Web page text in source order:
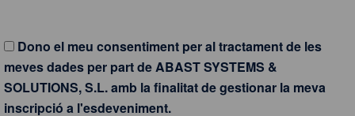
Dono el meu consentiment per al tractament de les
meves dades per part de ABAST SYSTEMS &
SOLUTIONS, S.L. amb la finalitat de gestionar la meva
inscripció a l'esdeveniment.